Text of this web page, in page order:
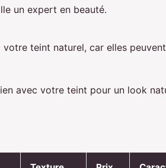
un expert en beauté.
teint naturel, car elles
avec votre teint pour un look